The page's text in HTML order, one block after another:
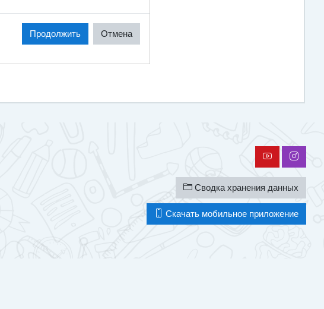
Продолжить Отмена
Сводка хранения данных
Скачать мобильное приложение